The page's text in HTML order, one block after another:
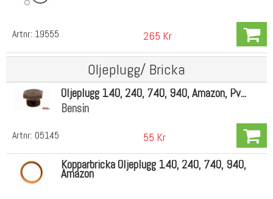
Artnr: 19555 265 Kr
Oljeplugg/ Bricka
Artnr: 05145
Oljeplugg 140, 240, 740, 940, Amazon, Pv...
Bensin
55 Kr
Kopparbricka Oljeplugg 140, 240, 740, 940,
Amazon